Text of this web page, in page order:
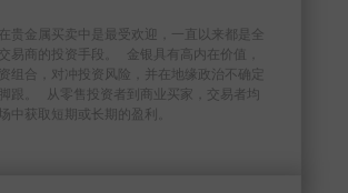
贵金属买卖中是最受欢迎，一直以来都是全
易商的投资手段。 金银具有高内在价值，
组合，对冲投资风险，并在地缘政治不确定
跟。 从零售投资者到商业买家，交易者均
中获取短期或长期的盈利。